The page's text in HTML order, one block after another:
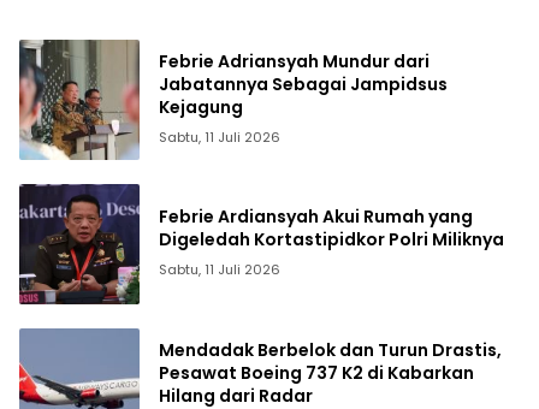
Febrie Adriansyah Mundur dari
Jabatannya Sebagai Jampidsus
Kejagung
Sabtu, 11 Juli 2026
Febrie Ardiansyah Akui Rumah yang
Digeledah Kortastipidkor Polri Miliknya
Sabtu, 11 Juli 2026
Mendadak Berbelok dan Turun Drastis,
Pesawat Boeing 737 K2 di Kabarkan
Hilang dari Radar